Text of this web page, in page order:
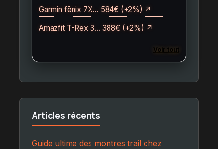
Garmin fēnix 7X… 584€ (+2%) ↗
Amazfit T-Rex 3… 388€ (+2%) ↗
Voir tout
Articles récents
Guide ultime des montres trail chez